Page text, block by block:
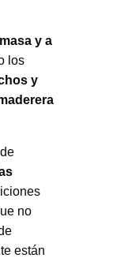
y a
los
y
no
están